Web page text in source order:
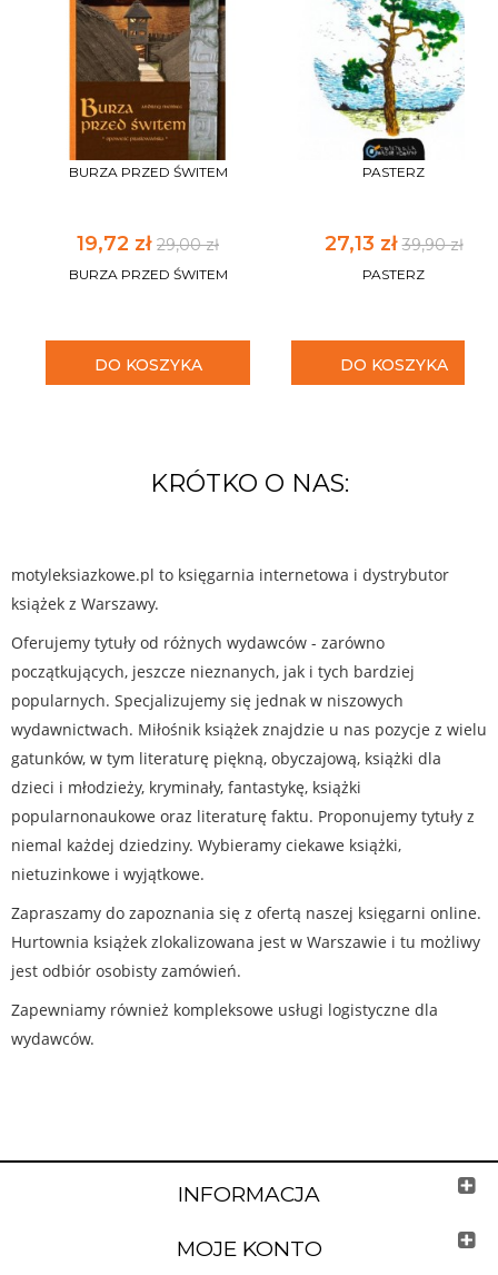
BURZA PRZED ŚWITEM
19,72 zł 29,00 zł
BURZA PRZED ŚWITEM
DO KOSZYKA
PASTERZ
27,13 zł39,90 zł
PASTERZ
DO KOSZYKA
KRÓTKO O NAS:
motyleksiazkowe.pl to księgarnia internetowa i dystrybutor
książek z Warszawy.
Oferujemy tytuły od różnych wydawców - zarówno
początkujących, jeszcze nieznanych, jak i tych bardziej
popularnych. Specjalizujemy się jednak w niszowych
wydawnictwach. Miłośnik książek znajdzie u nas pozycje z wielu
gatunków, w tym literaturę piękną, obyczajową, książki dla
dzieci i młodzieży, kryminały, fantastykę, książki
popularnonaukowe oraz literaturę faktu. Proponujemy tytuły z
niemal każdej dziedziny. Wybieramy ciekawe książki,
nietuzinkowe i wyjątkowe.
Zapraszamy do zapoznania się z ofertą naszej księgarni online.
Hurtownia książek zlokalizowana jest w Warszawie i tu możliwy
jest odbiór osobisty zamówień.
Zapewniamy również kompleksowe usługi logistyczne dla
wydawców.
INFORMACJA
MOJE KONTO